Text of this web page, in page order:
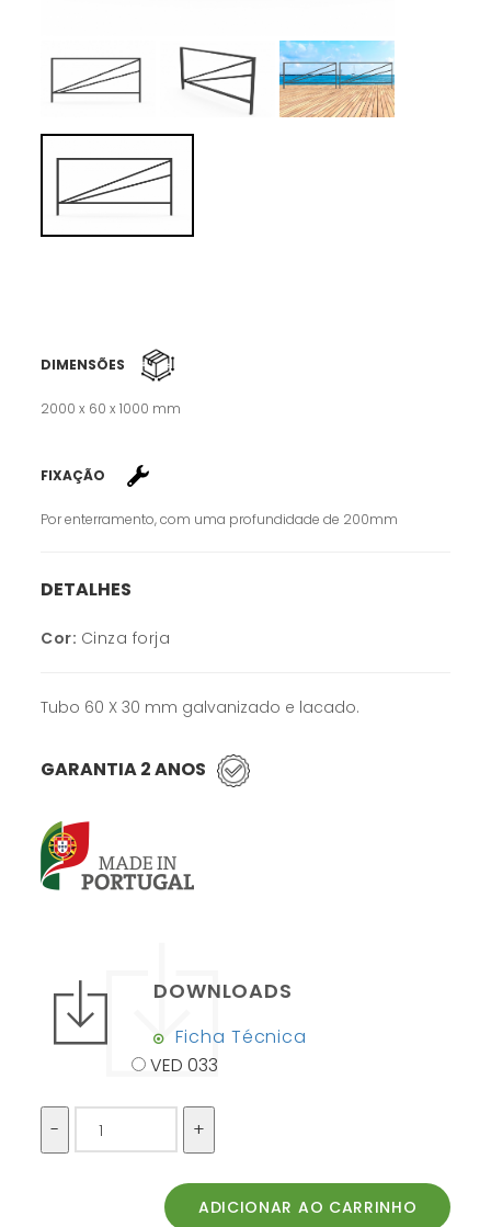
DIMENSÕES
2000 x 60 x 1000 mm
FIXAÇÃO
Por enterramento, com uma profundidade de 200mm
DETALHES
Cor: Cinza forja
Tubo 60 X 30 mm galvanizado e lacado.
GARANTIA 2 ANOS
DOWNLOADS
Ficha Técnica
VED 033